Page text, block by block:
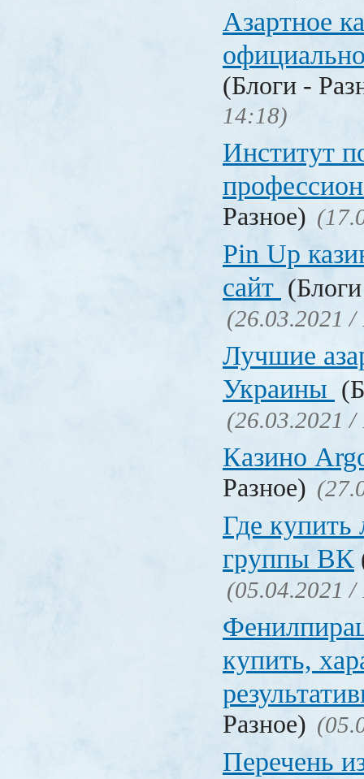
Азартное
(Блоги -
14:18)
Институт
Разное)
Pin Up
сайт
(26.03.2021 /
Лучшие
Украины
(26.03.2021 /
Казино
Разное)
Где купить
группы ВК
(05.04.2021 /
купить,
Разное)
Перечень